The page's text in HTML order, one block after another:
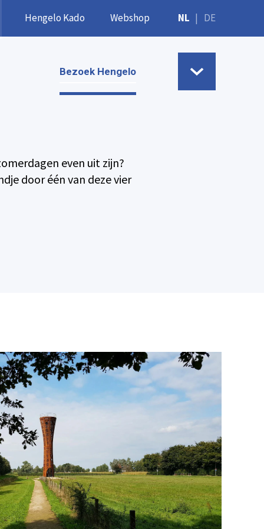
Hengelo Kado Webshop NL | DE
Bezoek Hengelo
even uit zijn?
door één van deze vier